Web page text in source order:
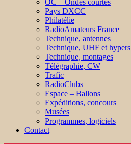
OC – Ondes courtes
Pays DXCC
Philatélie
RadioAmateurs France
Technique, antennes
Technique, UHF et hypers
Technique, montages
Télégraphie, CW
Trafic
RadioClubs
Espace – Ballons
Expéditions, concours
Musées
Programmes, logiciels
Contact